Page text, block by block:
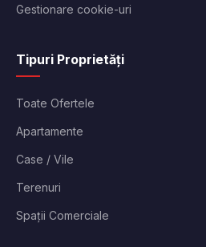
Gestionare cookie-uri
Tipuri Proprietăți
Toate Ofertele
Apartamente
Case / Vile
Terenuri
Spații Comerciale